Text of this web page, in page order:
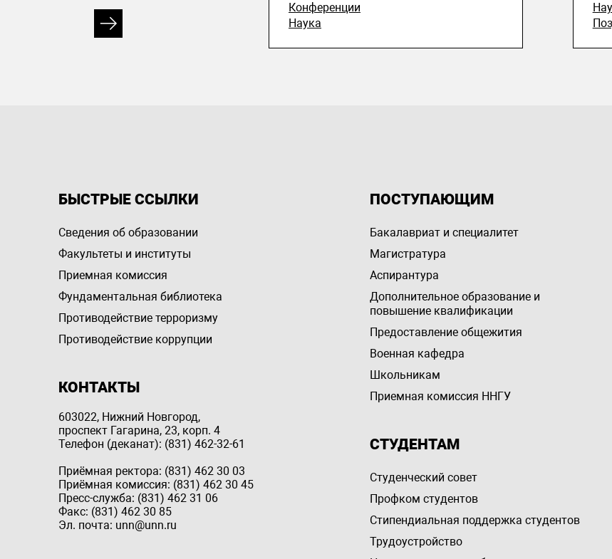
Конференции
Наука
БЫСТРЫЕ ССЫЛКИ
Сведения об образовании
Факультеты и институты
Приемная комиссия
Фундаментальная библиотека
Противодействие терроризму
Противодействие коррупции
КОНТАКТЫ
603022, Нижний Новгород,
проспект Гагарина, 23, корп. 4
Телефон (деканат): (831) 462-32-61
Приёмная ректора: (831) 462 30 03
Приёмная комиссия: (831) 462 30 45
Пресс-служба: (831) 462 31 06
Факс: (831) 462 30 85
Эл. почта: unn@unn.ru
ПОСТУПАЮЩИМ
Бакалавриат и специалитет
Магистратура
Аспирантура
Дополнительное образование и
повышение квалификации
Предоставление общежития
Военная кафедра
Школьникам
Приемная комиссия ННГУ
СТУДЕНТАМ
Студенческий совет
Профком студентов
Стипендиальная поддержка студентов
Трудоустройство